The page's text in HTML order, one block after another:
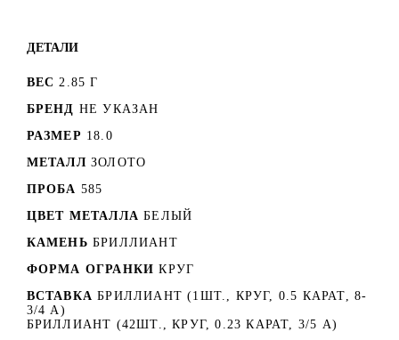
ДЕТАЛИ
ВЕС 2.85 Г
БРЕНД НЕ УКАЗАН
РАЗМЕР 18.0
МЕТАЛЛ ЗОЛОТО
ПРОБА 585
ЦВЕТ МЕТАЛЛА БЕЛЫЙ
КАМЕНЬ БРИЛЛИАНТ
ФОРМА ОГРАНКИ КРУГ
ВСТАВКА БРИЛЛИАНТ (1ШТ., КРУГ, 0.5 КАРАТ, 8-
3/4 А)
БРИЛЛИАНТ (42ШТ., КРУГ, 0.23 КАРАТ, 3/5 А)